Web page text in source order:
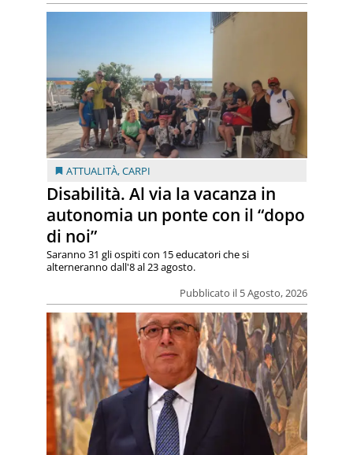
ATTUALITÀ,CARPI
Disabilità. Al via la vacanza in
autonomia un ponte con il “dopo
di noi”
Pubblicato il 5 Agosto, 2026
Saranno 31 gli ospiti con 15 educatori che si
alterneranno dall'8 al 23 agosto.